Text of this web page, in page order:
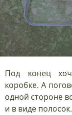
Под конец
коробке. А
одной стороне
и в виде